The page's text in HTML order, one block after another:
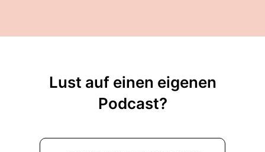
Lust auf einen eigenen
Podcast?